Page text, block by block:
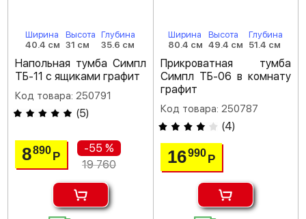
Ширина
40.4 см
Высота
31 см
Глубина
35.6 см
Напольная тумба Симпл
ТБ-11 с ящиками графит
Код товара: 250791
(5)
8890Р
-55 %
19 760
Ширина
80.4 см
Высота
49.4 см
Глубина
51.4 см
Прикроватная тумба
Симпл ТБ-06 в комнату
графит
Код товара: 250787
(4)
16990 Р